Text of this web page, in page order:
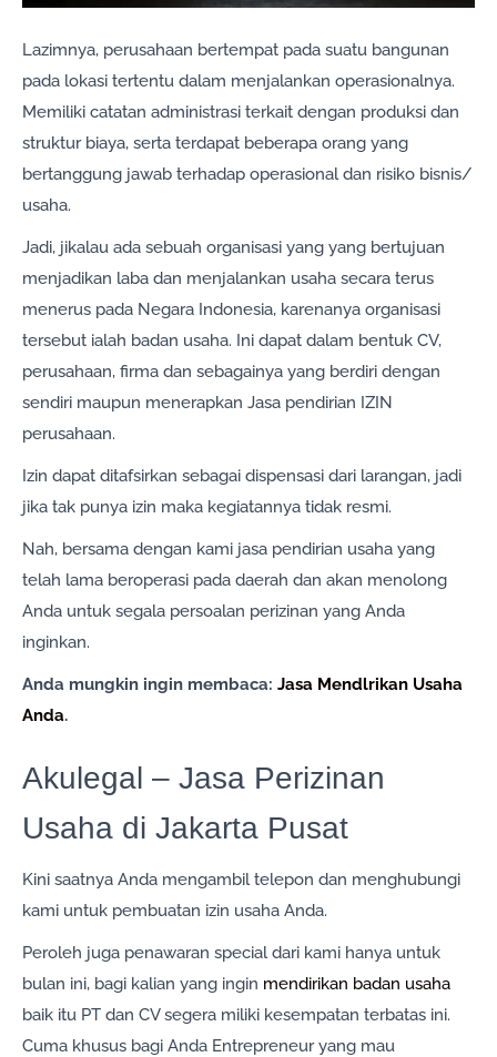
Lazimnya, perusahaan bertempat pada suatu bangunan
pada lokasi tertentu dalam menjalankan operasionalnya.
Memiliki catatan administrasi terkait dengan produksi dan
struktur biaya, serta terdapat beberapa orang yang
bertanggung jawab terhadap operasional dan risiko bisnis/
usaha.
Jadi, jikalau ada sebuah organisasi yang yang bertujuan
menjadikan laba dan menjalankan usaha secara terus
menerus pada Negara Indonesia, karenanya organisasi
tersebut ialah badan usaha. Ini dapat dalam bentuk CV,
perusahaan, firma dan sebagainya yang berdiri dengan
sendiri maupun menerapkan Jasa pendirian IZIN
perusahaan.
Izin dapat ditafsirkan sebagai dispensasi dari larangan, jadi
jika tak punya izin maka kegiatannya tidak resmi.
Nah, bersama dengan kami jasa pendirian usaha yang
telah lama beroperasi pada daerah dan akan menolong
Anda untuk segala persoalan perizinan yang Anda
inginkan.
Anda mungkin ingin membaca: Jasa Mendlrikan Usaha
Anda.
Akulegal – Jasa Perizinan
Usaha di Jakarta Pusat
Kini saatnya Anda mengambil telepon dan menghubungi
kami untuk pembuatan izin usaha Anda.
Peroleh juga penawaran special dari kami hanya untuk
bulan ini, bagi kalian yang ingin mendirikan badan usaha
baik itu PT dan CV segera miliki kesempatan terbatas ini.
Cuma khusus bagi Anda Entrepreneur yang mau